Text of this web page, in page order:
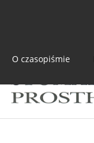
O czasopiśmie